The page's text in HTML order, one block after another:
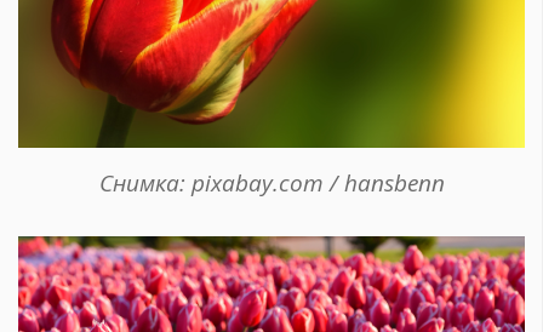
Снимка: pixabay.com / hansbenn